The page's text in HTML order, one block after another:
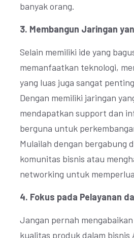
banyak orang.
3. Membangun Jaringan
Selain memiliki ide yang
memanfaatkan teknologi,
yang luas juga sangat
Dengan memiliki jaringan
mendapatkan support dan
berguna untuk
Mulailah dengan bergabung
komunitas bisnis atau
networking untuk
4. Fokus pada Pelayanan
Jangan pernah
kualitas produk dalam bisnis